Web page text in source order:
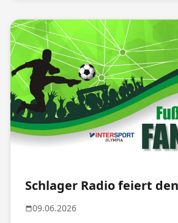
Schlager Radio feiert
09.06.2026